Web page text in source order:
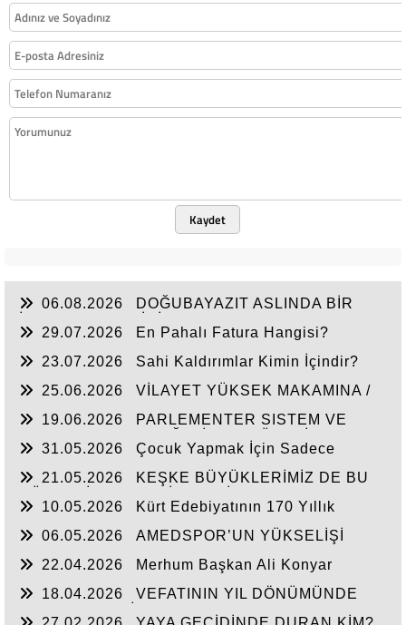
Kaydet
06.08.2026
DOĞUBAYAZIT ASLINDA BİR
29.07.2026
En Pahalı Fatura Hangisi?
23.07.2026
Sahi Kaldırımlar Kimin İçindir?
25.06.2026
VİLAYET YÜKSEK MAKAMINA /
19.06.2026
PARLEMENTER SISTEM VE
DEĞERLENDIRME
31.05.2026
Çocuk Yapmak İçin Sadece
21.05.2026
KEŞKE BÜYÜKLERİMİZ DE BU
10.05.2026
Kürt Edebiyatının 170 Yıllık
06.05.2026
AMEDSPOR’UN YÜKSELİŞİ
22.04.2026
Merhum Başkan Ali Konyar
18.04.2026
VEFATININ YIL DÖNÜMÜNDE